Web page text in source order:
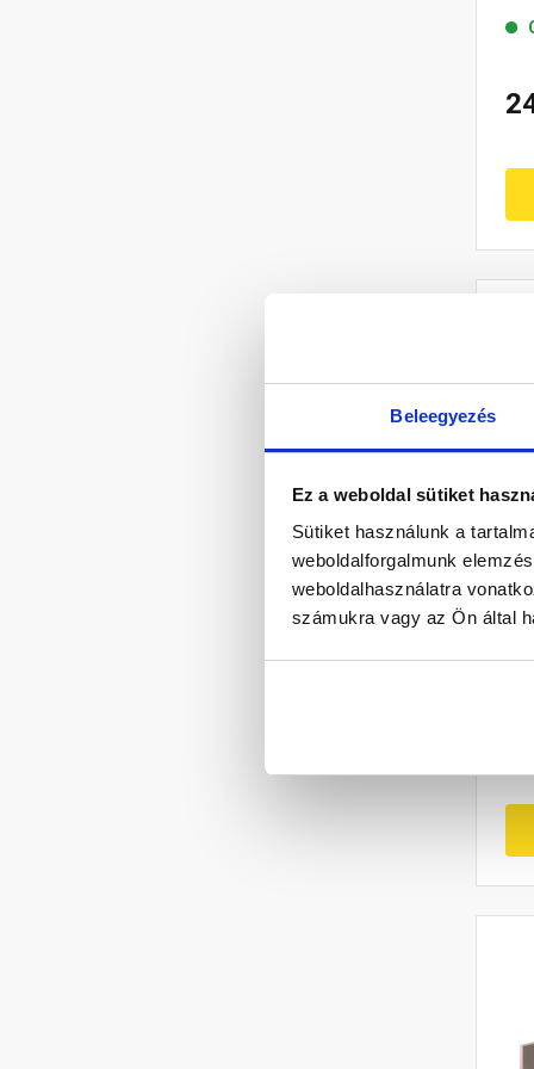
Beleegyezés
Ez a weboldal sütiket
Sütiket használunk a
weboldalforgalmunk
weboldalhasználatra
számukra vagy az Ön által